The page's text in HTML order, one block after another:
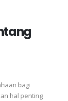
bagi
hal penting